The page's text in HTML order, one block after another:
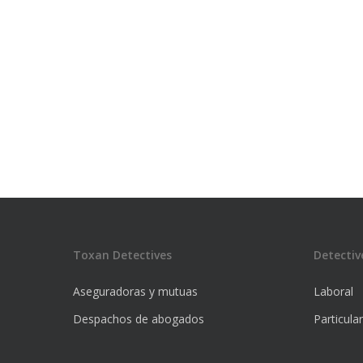
Toxan Detectives
Aseguradoras y mutuas
Despachos de abogados
Laboral